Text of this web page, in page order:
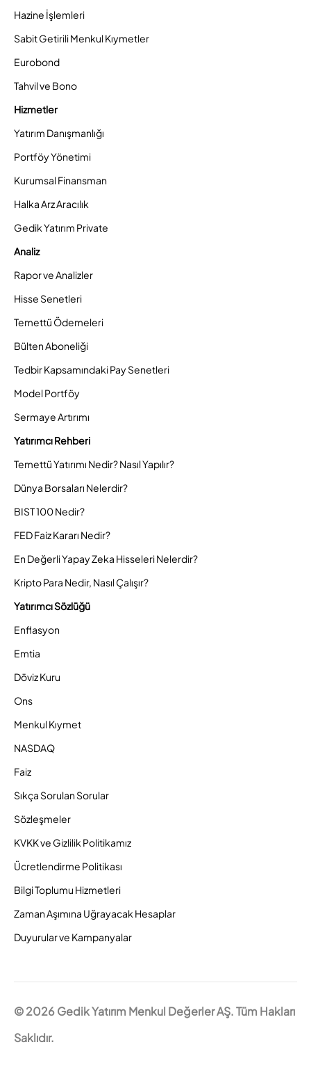
Hazine İşlemleri
Sabit Getirili Menkul Kıymetler
Eurobond
Tahvil ve Bono
Hizmetler
Yatırım Danışmanlığı
Portföy Yönetimi
Kurumsal Finansman
Halka Arz Aracılık
Gedik Yatırım Private
Analiz
Rapor ve Analizler
Hisse Senetleri
Temettü Ödemeleri
Bülten Aboneliği
Tedbir Kapsamındaki Pay Senetleri
Model Portföy
Sermaye Artırımı
Yatırımcı Rehberi
Temettü Yatırımı Nedir? Nasıl Yapılır?
Dünya Borsaları Nelerdir?
BIST 100 Nedir?
FED Faiz Kararı Nedir?
En Değerli Yapay Zeka Hisseleri Nelerdir?
Kripto Para Nedir, Nasıl Çalışır?
Yatırımcı Sözlüğü
Enflasyon
Emtia
Döviz Kuru
Ons
Menkul Kıymet
NASDAQ
Faiz
Sıkça Sorulan Sorular
Sözleşmeler
KVKK ve Gizlilik Politikamız
Ücretlendirme Politikası
Bilgi Toplumu Hizmetleri
Zaman Aşımına Uğrayacak Hesaplar
Duyurular ve Kampanyalar
© 2026 Gedik Yatırım Menkul Değerler AŞ. Tüm Hakları
Saklıdır.